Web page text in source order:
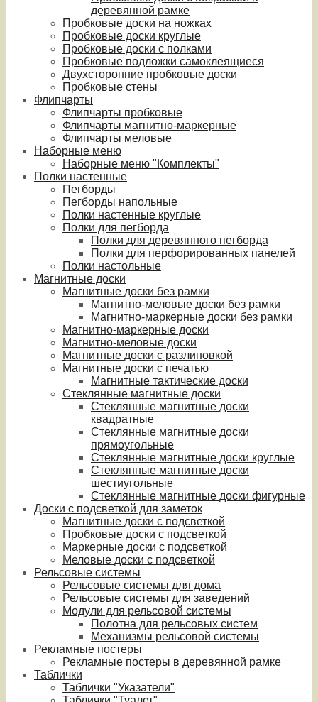
деревянной рамке
Пробковые доски на ножках
Пробковые доски круглые
Пробковые доски с полками
Пробковые подложки самоклеящиеся
Двухсторонние пробковые доски
Пробковые стены
Флипчарты
Флипчарты пробковые
Флипчарты магнитно-маркерные
Флипчарты меловые
Наборные меню
Наборные меню "Комплекты"
Полки настенные
Пегборды
Пегборды напольные
Полки настенные круглые
Полки для пегборда
Полки для деревянного пегборда
Полки для перфорированных панелей
Полки настольные
Магнитные доски
Магнитные доски без рамки
Магнитно-меловые доски без рамки
Магнитно-маркерные доски без рамки
Магнитно-маркерные доски
Магнитно-меловые доски
Магнитные доски с разлиновкой
Магнитные доски с печатью
Магнитные тактические доски
Стеклянные магнитные доски
Стеклянные магнитные доски
квадратные
Стеклянные магнитные доски
прямоугольные
Стеклянные магнитные доски круглые
Стеклянные магнитные доски
шестиугольные
Стеклянные магнитные доски фигурные
Доски с подсветкой для заметок
Магнитные доски с подсветкой
Пробковые доски с подсветкой
Маркерные доски с подсветкой
Меловые доски с подсветкой
Рельсовые системы
Рельсовые системы для дома
Рельсовые системы для заведений
Модули для рельсовой системы
Полотна для рельсовых систем
Механизмы рельсовой системы
Рекламные постеры
Рекламные постеры в деревянной рамке
Таблички
Таблички "Указатели"